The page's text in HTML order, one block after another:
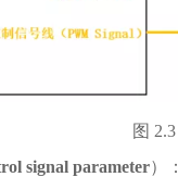
图 2.3
signal parameter）：